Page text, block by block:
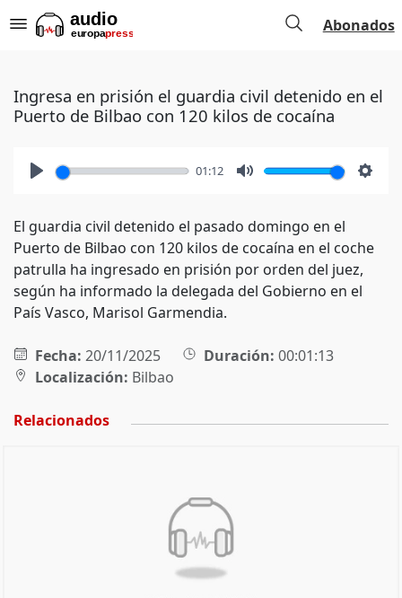
Abonados
Ingresa en prisión el guardia civil detenido en el
Puerto de Bilbao con 120 kilos de cocaína
01:12
El guardia civil detenido el pasado domingo en el
Puerto de Bilbao con 120 kilos de cocaína en el coche
patrulla ha ingresado en prisión por orden del juez,
según ha informado la delegada del Gobierno en el
País Vasco, Marisol Garmendia.
Fecha: 20/11/2025 Duración: 00:01:13
Localización: Bilbao
Relacionados